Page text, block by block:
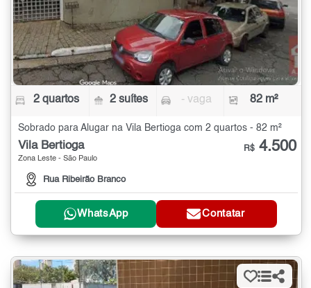
2 quartos 2 suítes - vaga 82 m²
Sobrado para Alugar na Vila Bertioga com 2 quartos - 82 m²
Vila Bertioga
Zona Leste - São Paulo
Rua Ribeirão Branco
R$ 4.500
WhatsApp Contatar